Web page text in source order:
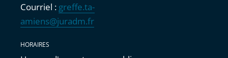
Courriel : greffe.ta-
amiens@juradm.fr
HORAIRES